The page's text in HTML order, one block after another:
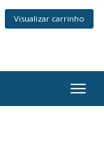
Visualizar carrinho